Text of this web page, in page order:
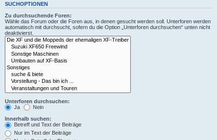
SUCHOPTIONEN
Zu durchsuchende Foren:
Wähle das Forum oder die Foren aus, in denen gesucht werden soll. Unterforen werden
automatisch mit durchsucht, sofern du die Option „Unterforen durchsuchen“ unten nicht
deaktivierst.
Unterforen durchsuchen:
Ja
Nein
Innerhalb suchen:
Betreff und Text der Beiträge
Nur im Text der Beiträge